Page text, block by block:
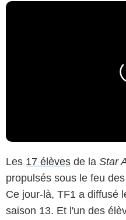
Les 17 élèves de la Star
propulsés sous le feu
Ce jour-là, TF1 a diffusé
saison 13. Et l'un des